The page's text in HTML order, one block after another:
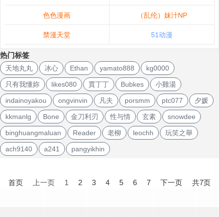
色色漫画 （乱伦）妹汁NP
禁漫天堂 51动漫
热门标签
天地丸丸 冰心 Ethan yamato888 kg0000
只有我懂妳 likes080 賈丁丁 Bubkes 小雞湯
indainoyakou ongvinvin 凡夫 porsmm ptc077 夕媛
kkmanlg Bone 金刀利刃 性与情 玄素 snowdee
binghuangmaluan Reader 老柳 leochh 玩笑之舉
ach9140 a241 pangyikhin
首页 上一页 1 2 3 4 5 6 7 下一页 共7页